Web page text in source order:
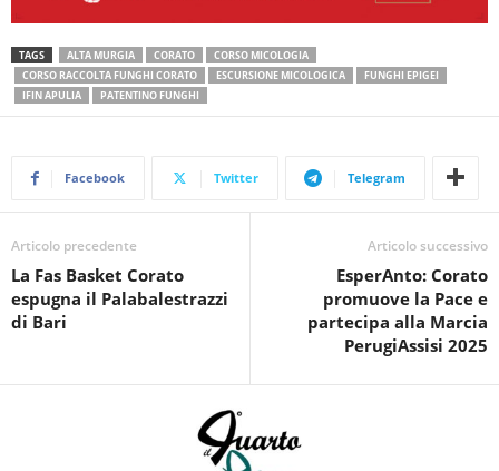
TAGS ALTA MURGIA CORATO
CORSO MICOLOGIA
CORSO RACCOLTA FUNGHI CORATO
ESCURSIONE MICOLOGICA
FUNGHI EPIGEI
IFIN APULIA
PATENTINO FUNGHI
Facebook Twitter Telegram
Articolo precedente
La Fas Basket Corato
espugna il Palabalestrazzi
di Bari
Articolo successivo
EsperAnto: Corato
promuove la Pace e
partecipa alla Marcia
PerugiAssisi 2025